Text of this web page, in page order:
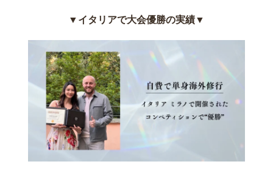
▼イタリアで大会優勝の実績▼